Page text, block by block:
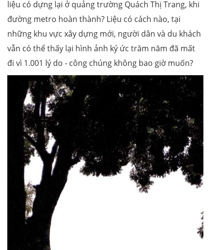
liệu có dựng lại ở quảng trường Quách Thị Trang, khi
đường metro hoàn thành? Liệu có cách nào, tại
những khu vực xây dựng mới, người dân và du khách
vẫn có thể thấy lại hình ảnh ký ức trăm năm đã mất
đi vì 1.001 lý do - công chúng không bao giờ muốn?